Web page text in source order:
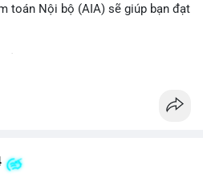
toán Nội bộ (AIA) sẽ giúp bạn đạt
thực hành, bài thi thử sát thực
cao năng lực và mở rộng cơ